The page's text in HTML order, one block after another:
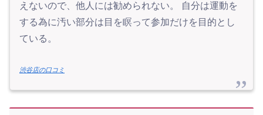
えないので、他人には勧められない。 自分は運動を
する為に汚い部分は目を瞑って参加だけを目的とし
ている。
渋谷店の口コミ